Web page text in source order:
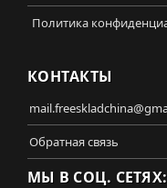
Политика
КОНТАКТЫ
Обратная связь
МЫ В СОЦ. СЕТЯХ: